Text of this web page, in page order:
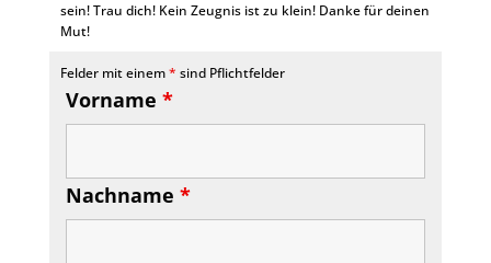
sein! Trau dich! Kein Zeugnis ist zu klein! Danke für deinen
Mut!
Felder mit einem* sind Pflichtfelder
Vorname *
Nachname *